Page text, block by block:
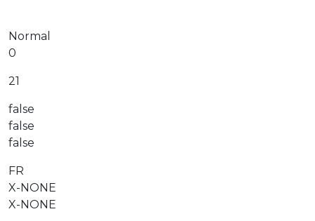
Normal
0
21
false
false
false
FR
X-NONE
X-NONE